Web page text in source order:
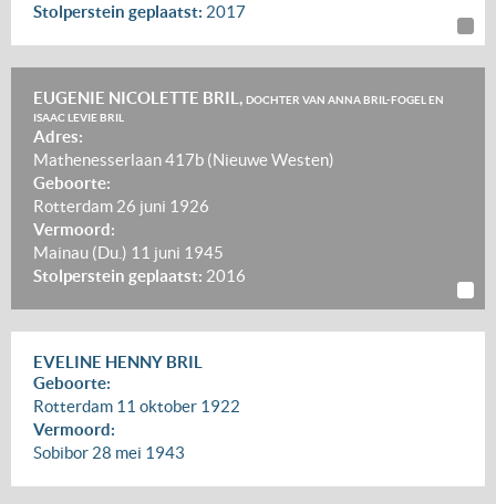
Stolperstein geplaatst: 2017
EUGENIE NICOLETTE BRIL, DOCHTER VAN ANNA BRIL-FOGEL EN
ISAAC LEVIE BRIL
Adres:
Mathenesserlaan 417b (Nieuwe Westen)
Geboorte:
Rotterdam 26 juni 1926
Vermoord:
Mainau (Du.) 11 juni 1945
Stolperstein geplaatst: 2016
EVELINE HENNY BRIL
Geboorte:
Rotterdam 11 oktober 1922
Vermoord:
Sobibor 28 mei 1943